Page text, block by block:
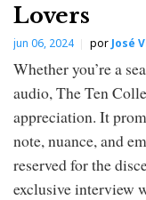
Lovers
jun 06, 2024 por José
Whether you’re a
audio, The Ten
appreciation. It
note, nuance, and
reserved for the
exclusive interview